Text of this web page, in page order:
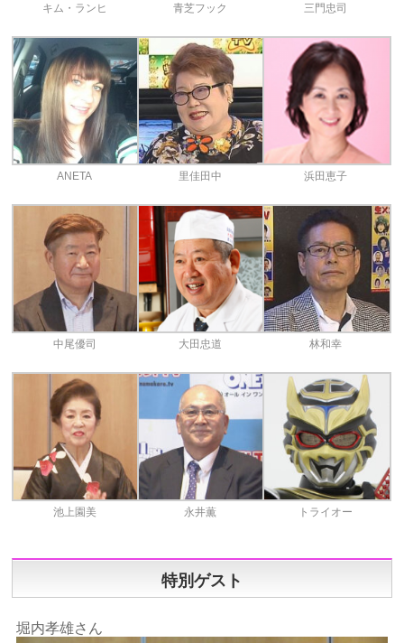
キム・ランヒ 青芝フック 三門忠司
ANETA 里佳田中 浜田恵子
中尾優司 大田忠道 林和幸
池上園美 永井薫 トライオー
特別ゲスト
堀内孝雄さん